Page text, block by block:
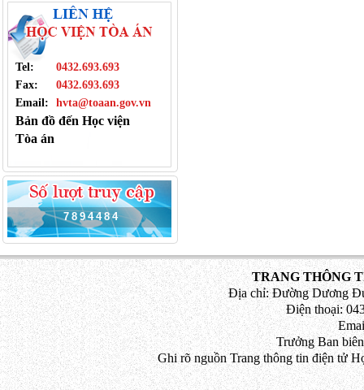
Tel:
0432.693.693
Fax:
0432.693.693
Email:
hvta@toaan.gov.vn
Bản đồ đến Học viện
Tòa án
7 8 9 4 4 8 4
TRANG THÔNG
Địa chỉ: Đường Dương
Điện thoại:
Trưởng Ban
Ghi rõ nguồn Trang thông tin điện tử